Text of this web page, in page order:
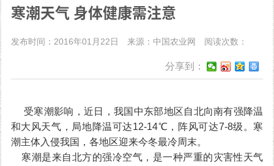
寒潮天气 身体健康需注意
发布时间：2016年01月22日 来源：中国农业网 阅读次数：
分享到：
受寒潮影响，近日，我国中东部地区自北向南有强降温
和大风天气，局地降温可达12-14℃，阵风可达7-8级。寒
潮主体入侵我国，各地区迎来今冬最冷周末。
寒潮是来自北方的强冷空气，是一种严重的灾害性天气